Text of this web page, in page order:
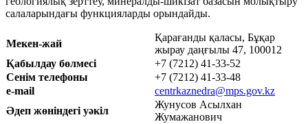
салаларындағы функцияларды орындайды.
Мекен-жай
Қарағанды қаласы, Бұқар
жырау даңғылы 47, 100012
Қабылдау бөлмесі
+7 (7212) 41-33-52
Сенім телефоны
+7 (7212) 41-33-48
e-mail
centrkaznedra@mps.gov.kz
Әдеп жөніндегі уәкіл
Жунусов Асылхан
Жумажанович